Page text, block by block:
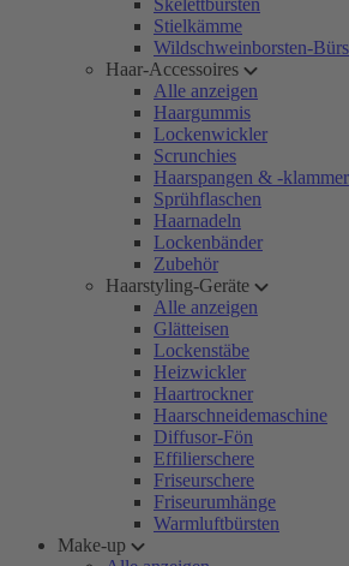
Skelettbürsten
Stielkämme
Wildschweinborsten-
Haar-Accessoires
Alle anzeigen
Haargummis
Lockenwickler
Scrunchies
Haarspangen & -
Sprühflaschen
Haarnadeln
Lockenbänder
Zubehör
Haarstyling-Geräte
Alle anzeigen
Glätteisen
Lockenstäbe
Heizwickler
Haartrockner
Haarschneidemaschine
Diffusor-Fön
Effilierschere
Friseurschere
Friseurumhänge
Warmluftbürsten
Make-up